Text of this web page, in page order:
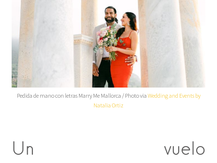
Pedida de mano con letras Marry Me Mallorca / Photo via Wedding and Events by
Natalia Ortiz
Un vuelo